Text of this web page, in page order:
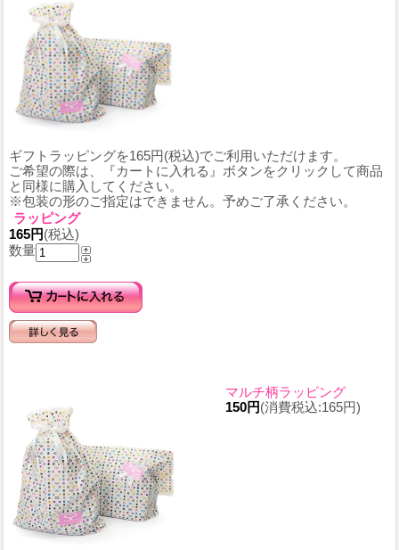
ギフトラッピングを165円(税込)でご利用いただけます。
ご希望の際は、『カートに入れる』ボタンをクリックして商品
と同様に購入してください。
※包装の形のご指定はできません。予めご了承ください。
ラッピング
165円(税込)
数量
マルチ柄ラッピング
150円(消費税込:165円)